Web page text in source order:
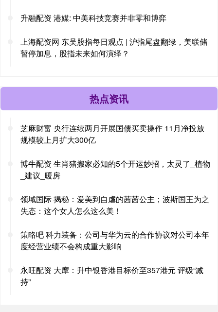
升融配资 港媒: 中美科技竞赛并非零和博弈
上海配资网 东吴股指每日观点 | 沪指尾盘翻绿，美联储
暂停加息，股指未来如何演绎？
热点资讯
芝麻财富 央行连续两月开展国债买卖操作 11月净投放
规模较上月扩大300亿
博牛配资 生肖猪搬家必知的5个开运妙招，太灵了_植物
_建议_暖房
领域国际 揭秘：爱美到自虐的茜茜公主；波斯国王为之
失态：这个女人怎么这么美！
策略吧 科力装备：公司与华为云的合作协议对公司本年
度经营业绩不会构成重大影响
永旺配资 大摩：升中银香港目标价至357港元 评级“减
持”